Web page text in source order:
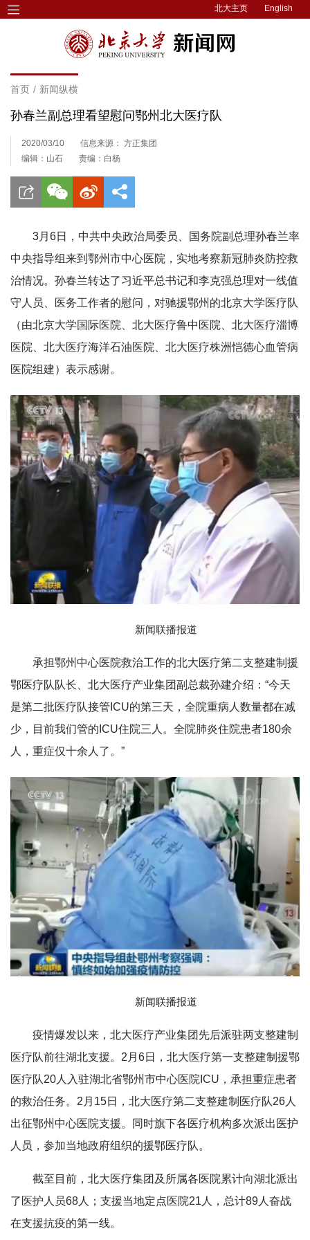
北大主页 English
首页 / 新闻纵横
孙春兰副总理看望慰问鄂州北大医疗队
2020/03/10
信息来源： 方正集团
编辑：山石
责编：白杨
3月6日，中共中央政治局委员、国务院副总理孙春兰率
中央指导组来到鄂州市中心医院，实地考察新冠肺炎防控救
治情况。孙春兰转达了习近平总书记和李克强总理对一线值
守人员、医务工作者的慰问，对驰援鄂州的北京大学医疗队
（由北京大学国际医院、北大医疗鲁中医院、北大医疗淄博
医院、北大医疗海洋石油医院、北大医疗株洲恺德心血管病
医院组建）表示感谢。
新闻联播报道
承担鄂州中心医院救治工作的北大医疗第二支整建制援
鄂医疗队队长、北大医疗产业集团副总裁孙建介绍：“今天
是第二批医疗队接管ICU的第三天，全院重病人数量都在减
少，目前我们管的ICU住院三人。全院肺炎住院患者180余
人，重症仅十余人了。”
新闻联播报道
疫情爆发以来，北大医疗产业集团先后派驻两支整建制
医疗队前往湖北支援。2月6日，北大医疗第一支整建制援鄂
医疗队20人入驻湖北省鄂州市中心医院ICU，承担重症患者
的救治任务。2月15日，北大医疗第二支整建制医疗队26人
出征鄂州中心医院支援。同时旗下各医疗机构多次派出医护
人员，参加当地政府组织的援鄂医疗队。
截至目前，北大医疗集团及所属各医院累计向湖北派出
了医护人员68人；支援当地定点医院21人，总计89人奋战
在支援抗疫的第一线。